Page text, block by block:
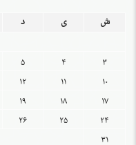
ش
ی د
۳
۴ ۵
۱۰
۱۱ ۱۲
۱۷
۱۸ ۱۹
۲۴
۲۵ ۲۶
۳۱